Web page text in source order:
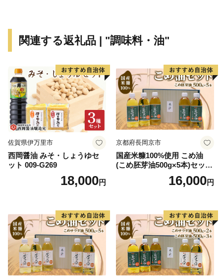
関連する返礼品 | "調味料・油"
佐賀県伊万里市
西岡醤油 みそ・しょうゆセ
ット 009-G269
18,000円
京都府長岡京市
国産米糠100%使用 こめ油
(こめ胚芽油500g×5本)セット
16,000円